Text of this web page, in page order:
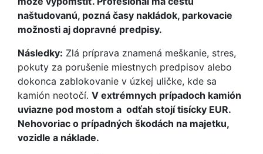
naštudovanú, pozná časy nakládok, parkovacie
možnosti aj dopravné predpisy.
Následky: Zlá príprava znamená meškanie, stres,
pokuty za porušenie miestnych predpisov alebo
dokonca zablokovanie v úzkej uličke, kde sa
kamión neotočí. V extrémnych prípadoch kamión
uviazne pod mostom a odťah stojí tisícky EUR.
Nehovoriac o prípadných škodách na majetku,
vozidle a náklade.